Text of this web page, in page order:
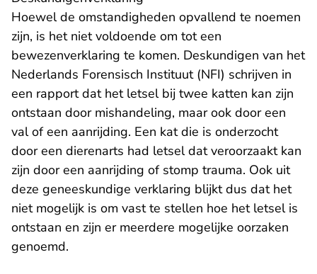
Hoewel de omstandigheden opvallend te noemen
zijn, is het niet voldoende om tot een
bewezenverklaring te komen. Deskundigen van het
Nederlands Forensisch Instituut (NFI) schrijven in
een rapport dat het letsel bij twee katten kan zijn
ontstaan door mishandeling, maar ook door een
val of een aanrijding. Een kat die is onderzocht
door een dierenarts had letsel dat veroorzaakt kan
zijn door een aanrijding of stomp trauma. Ook uit
deze geneeskundige verklaring blijkt dus dat het
niet mogelijk is om vast te stellen hoe het letsel is
ontstaan en zijn er meerdere mogelijke oorzaken
genoemd.